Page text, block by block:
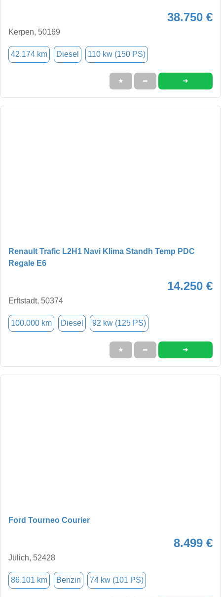
38.750 €
Kerpen, 50169
42.174 km Diesel 110 kw (150 PS)
★ ➦ ➜
Renault Trafic L2H1 Navi Klima Standh Temp PDC
Regale E6
14.250 €
Erftstadt, 50374
100.000 km Diesel 92 kw (125 PS)
★ ➦ ➜
Ford Tourneo Courier
8.499 €
Jülich, 52428
86.101 km Benzin 74 kw (101 PS)